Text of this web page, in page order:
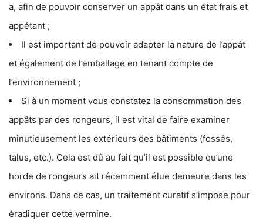
a, afin de pouvoir conserver un appât dans un état frais et
appétant ;
Il est important de pouvoir adapter la nature de l’appât
et également de l’emballage en tenant compte de
l’environnement ;
Si à un moment vous constatez la consommation des
appâts par des rongeurs, il est vital de faire examiner
minutieusement les extérieurs des bâtiments (fossés,
talus, etc.). Cela est dû au fait qu’il est possible qu’une
horde de rongeurs ait récemment élue demeure dans les
environs. Dans ce cas, un traitement curatif s’impose pour
éradiquer cette vermine.